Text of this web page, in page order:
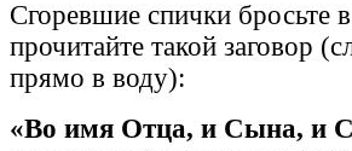
Сгоревшие спички бросьте
прочитайте такой заговор
прямо в воду):
«Во имя Отца, и Сына, и